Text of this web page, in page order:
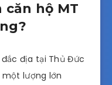
căn hộ MT
địa tại Thủ Đức
lượng lớn